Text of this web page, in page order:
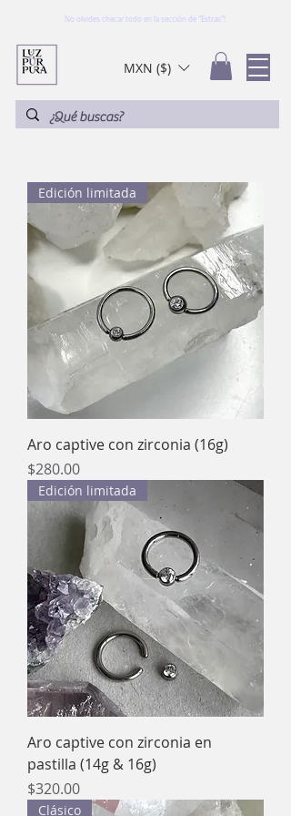
No olvides checar todo en la sección de "Extras"!
MXN ($)
Edición limitada
Aro captive con zirconia (16g)
Precio
$280.00
Edición limitada
Aro captive con zirconia en
pastilla (14g & 16g)
Precio
$320.00
Clásico